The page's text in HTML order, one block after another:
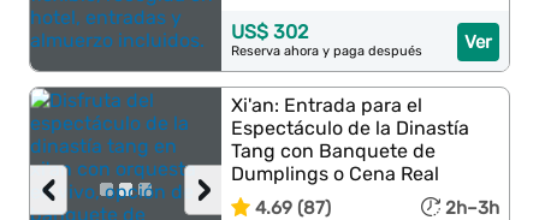
Ver
US$ 302
Reserva ahora y paga después
›
‹
Xi'an: Entrada para el
Espectáculo de la Dinastía
Tang con Banquete de
Dumplings o Cena Real
4.69 (87) 2h–3h